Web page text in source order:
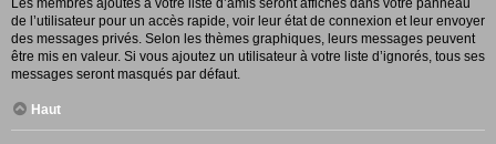
de l’utilisateur pour un accès rapide, voir leur état de connexion et leur envoyer
des messages privés. Selon les thèmes graphiques, leurs messages peuvent
être mis en valeur. Si vous ajoutez un utilisateur à votre liste d’ignorés, tous ses
messages seront masqués par défaut.
Haut